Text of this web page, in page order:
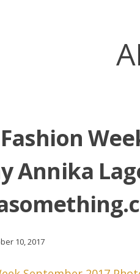
Annika
10, 2017